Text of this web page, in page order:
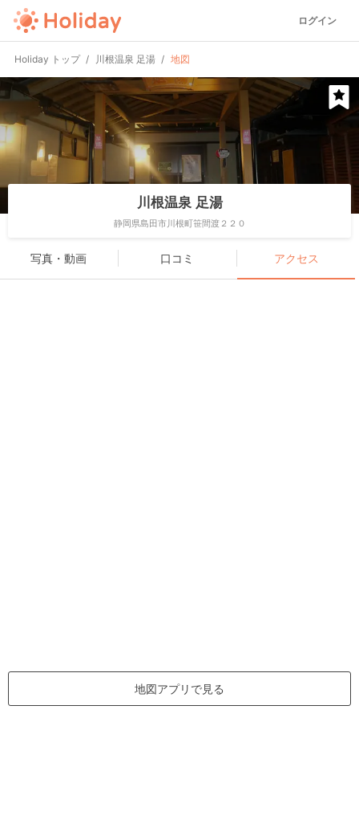
ログイン
Holiday トップ 川根温泉 足湯 地図
川根温泉 足湯
静岡県島田市川根町笹間渡２２０
写真・動画 口コミ アクセス
地図アプリで見る